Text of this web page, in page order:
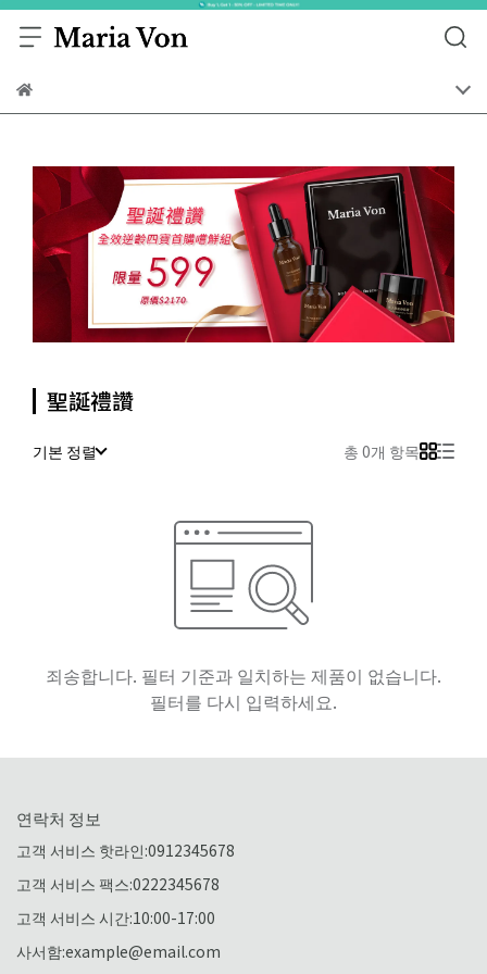
聖誕禮讚
기본 정렬 총 0개 항목
죄송합니다. 필터 기준과 일치하는 제품이 없습니다.
필터를 다시 입력하세요.
연락처 정보
고객 서비스 핫라인:0912345678
고객 서비스 팩스:0222345678
고객 서비스 시간:10:00-17:00
사서함:example@email.com